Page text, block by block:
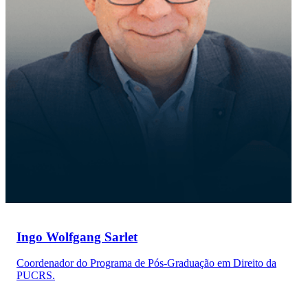
Ingo Wolfgang Sarlet
Coordenador do Programa de Pós-Graduação em Direito da
PUCRS.